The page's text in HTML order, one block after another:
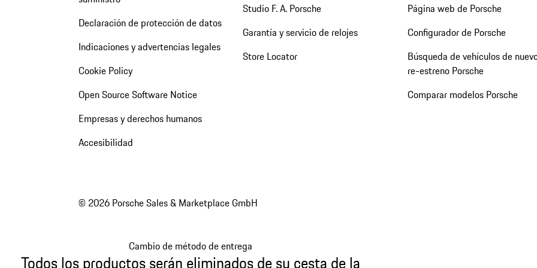
Declaración de protección de datos
Indicaciones y advertencias legales
Cookie Policy
Open Source Software Notice
Empresas y derechos humanos
Accesibilidad
Studio F. A. Porsche
Garantía y servicio de relojes
Store Locator
Página web de Porsche
Configurador de Porsche
Búsqueda de vehículos de
re-estreno Porsche
Comparar modelos Porsche
© 2026 Porsche Sales & Marketplace GmbH
Cambio de método de entrega
Todos los productos serán eliminados de su cesta de la